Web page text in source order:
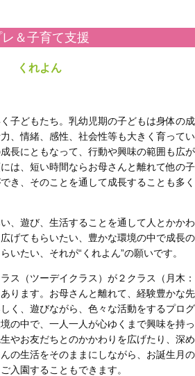
レ＆子育て支援
くれよん
子どもたち。乳幼児期の子どもは身体の成
、情緒、感性、社会性等も大きく育ってい
長にともなって、行動や興味の範囲も広が
は、短い時間ならお母さんと離れて他の子
き、そのことを通して成長することも多く
、遊び、生活することを通して人とかかわ
げてもらいたい、豊かな環境の中で成長の
いたい、それが“くれよん”の願いです。
ス（ツーデイクラス）が２クラス（月木：
ります。お母さんと離れて、経験豊かな先
く、遊びながら、色々な活動をするプログ
の中で、一人一人が心ゆくまで興味を持っ
やお友だちとのかかわりを広げたり、深め
の生活をそのままにしながら、お誕生月の
入園することもできます。